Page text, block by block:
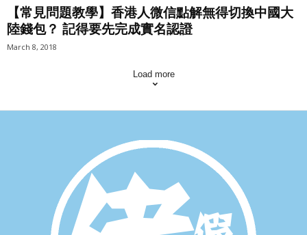
【常見問題教學】香港人微信點解無得切換中國大
陸錢包？ 記得要先完成實名認證
March 8, 2018
Load more